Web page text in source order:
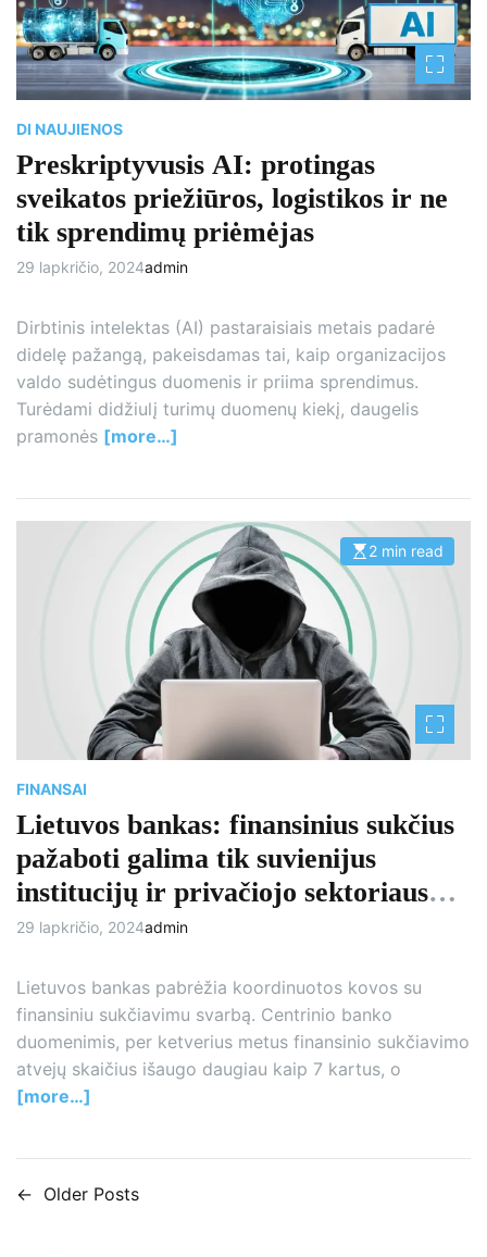
a
d
t
m
DI NAUJIENOS
Preskriptyvusis AI: protingas
sveikatos priežiūros, logistikos ir ne
tik sprendimų priėmėjas
29 lapkričio, 2024admin
Dirbtinis intelektas (AI) pastaraisiais metais padarė
didelę pažangą, pakeisdamas tai, kaip organizacijos
valdo sudėtingus duomenis ir priima sprendimus.
Turėdami didžiulį turimų duomenų kiekį, daugelis
pramonės [more…]
E
a
d
t
2 min read
FINANSAI
Lietuvos bankas: finansinius sukčius
pažaboti galima tik suvienijus
institucijų ir privačiojo sektoriaus
jėgas
29 lapkričio, 2024admin
Lietuvos bankas pabrėžia koordinuotos kovos su
finansiniu sukčiavimu svarbą. Centrinio banko
duomenimis, per ketverius metus finansinio sukčiavimo
atvejų skaičius išaugo daugiau kaip 7 kartus, o
[more…]
N
← Older Posts